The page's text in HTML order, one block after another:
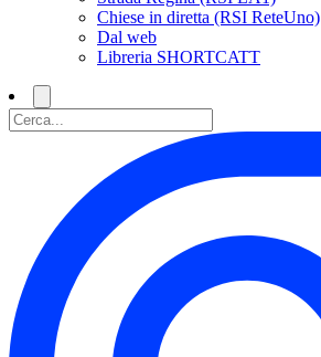
Chiese in diretta (RSI ReteUno)
Dal web
Libreria SHORTCATT